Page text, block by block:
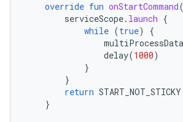
override fun onStartCommand(
serviceScope. launch {
while (true)
{
delay(1000)
}
}
return START_NOT_STICKY
}